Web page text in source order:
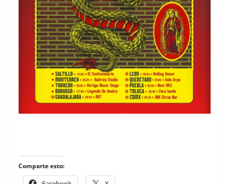
Comparte esto: